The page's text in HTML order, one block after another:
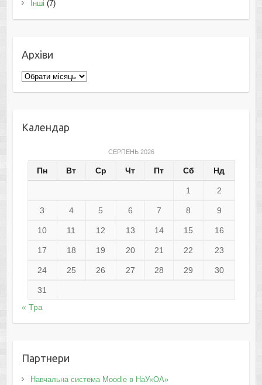
Інші (7)
Архіви
Архіви
Календар
СЕРПЕНЬ 2026
Пн Вт Ср Чт Пт Сб Нд
1 2
3 4 5 6 7 8 9
10 11 12 13 14 15 16
17 18 19 20 21 22 23
24 25 26 27 28 29 30
31
« Тра
Партнери
Навчальна система Moodle в НаУ«ОА»